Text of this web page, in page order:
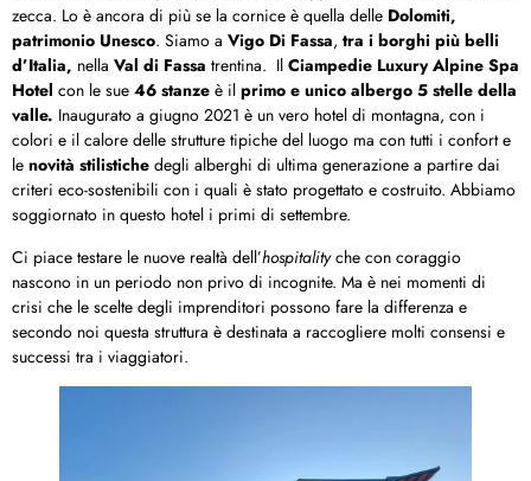
zecca. Lo è ancora di più se la cornice è quella delle Dolomiti,
patrimonio Unesco. Siamo a Vigo Di Fassa, tra i borghi più belli
d’Italia, nella Val di Fassa trentina. Il Ciampedie Luxury Alpine Spa
Hotel con le sue 46 stanze è il primo e unico albergo 5 stelle della
valle. Inaugurato a giugno 2021 è un vero hotel di montagna, con i
colori e il calore delle strutture tipiche del luogo ma con tutti i confort e
le novità stilistiche degli alberghi di ultima generazione a partire dai
criteri eco-sostenibili con i quali è stato progettato e costruito. Abbiamo
soggiornato in questo hotel i primi di settembre.
Ci piace testare le nuove realtà dell’hospitalityche con coraggio
nascono in un periodo non privo di incognite. Ma è nei momenti di
crisi che le scelte degli imprenditori possono fare la differenza e
secondo noi questa struttura è destinata a raccogliere molti consensi e
successi tra i viaggiatori.